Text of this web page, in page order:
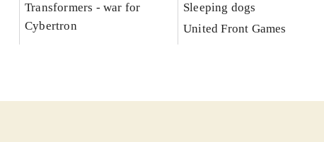
Transformers - war for
Cybertron
Sleeping dogs
United Front Games